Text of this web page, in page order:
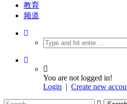
教育
频道
You are not logged in!
Login | Create new